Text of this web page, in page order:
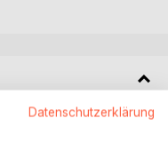
Datenschutzerklärung